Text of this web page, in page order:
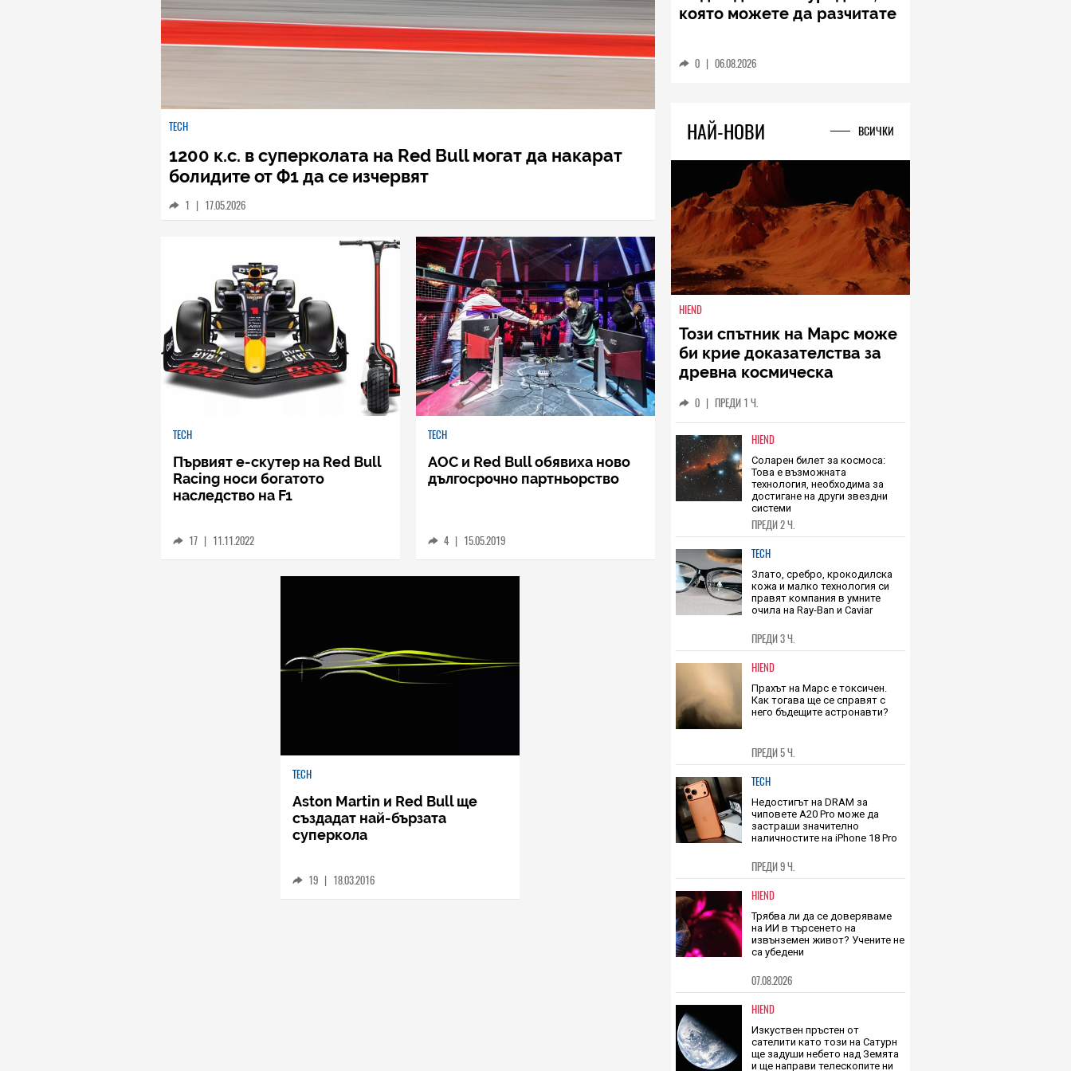
TECH
1200 к.с. в суперколата на Red Bull могат да накарат
болидите от Ф1 да се изчервят
1 | 17.05.2026
TECH
Първият e-скутер на Red Bull
Racing носи богатото
наследство на F1
17 | 11.11.2022
TECH
AOC и Red Bull обявиха ново
дългосрочно партньорство
4 | 15.05.2019
TECH
Aston Martin и Red Bull ще
създадат най-бързата
суперкола
19 | 18.03.2016
TECH
Ultra – ново име, познато
НАЙ-НОВИ
HIEND
Този спътник на Марс може
би крие доказателства за
катастрофа
0 | ПРЕДИ 1 Ч.
HIEND
Соларен билет за космоса:
технология, необходима за
достигане на други звездни
системи
ПРЕДИ 2 Ч.
TECH
Злато, сребро, крокодилска
правят компания в умните
очила на Ray-Ban и Caviar
ПРЕДИ 3 Ч.
HIEND
него бъдещите астронавти?
ПРЕДИ 5 Ч.
TECH
застраши значително
наличностите на iPhone 18 Pro
ПРЕДИ 9 Ч.
HIEND
Трябва ли да се доверяваме
извънземен живот? Учените не
са убедени
07.08.2026
HIEND